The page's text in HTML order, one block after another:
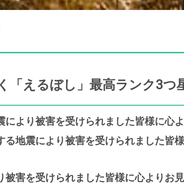
「えるぼし」最高ランク3つ
より被害を受けられました皆様に心
地震により被害を受けられました皆
害を受けられました皆様に心よりお見